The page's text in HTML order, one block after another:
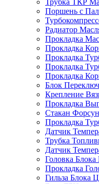
Поршень с
Радиатор
Прокладка
Прокладка
Прокладка
Прокладка
Прокладка
Блок
Крепление
Прокладка
Стакан
Прокладка
Датчик
Трубка
Датчик
Головка
Прокладка
Гильза Блока